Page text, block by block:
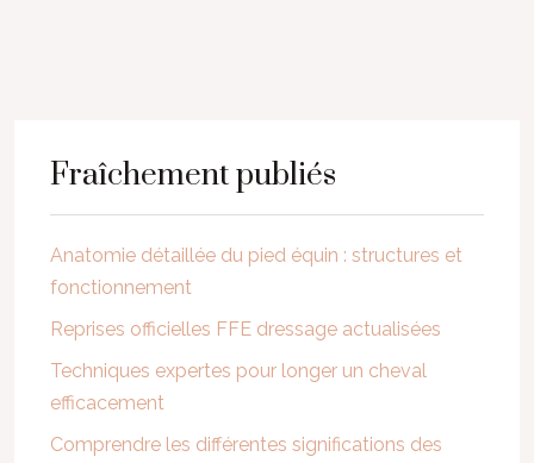
Fraîchement publiés
Anatomie détaillée du pied équin : structures et
fonctionnement
Reprises officielles FFE dressage actualisées
Techniques expertes pour longer un cheval
efficacement
Comprendre les différentes significations des